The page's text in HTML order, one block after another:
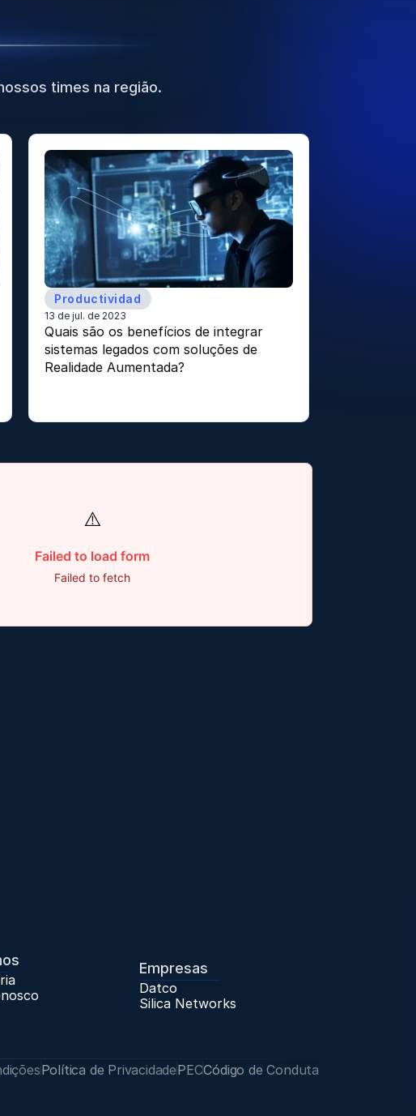
times na região.
Productividad
13 de jul. de 2023
Quais são os benefícios de integrar
sistemas legados com soluções de
Realidade Aumentada?
Empresas
Datco
Silica Networks
Política de PrivacidadePECCódigo de Conduta